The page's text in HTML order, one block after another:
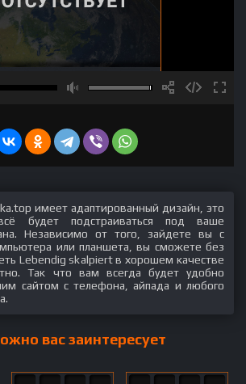
имеет адаптированный дизайн, это
будет подстраиваться под ваше
Независимо от того, зайдете вы с
или планшета, вы сможете без
Lebendig skalpiert в хорошем качестве
Так что вам всегда будет удобно
сайтом с телефона, айпада и любого
вас заинтересует